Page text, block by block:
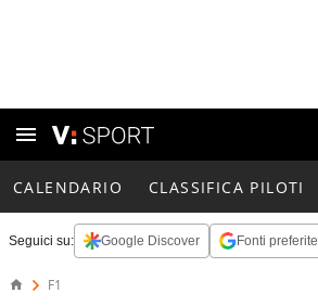
CALENDARIO CLASSIFICA PILOTI
Seguici su: Google Discover Fonti preferite
F1